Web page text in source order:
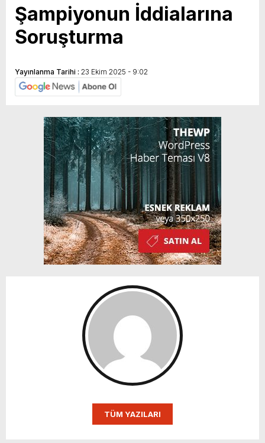
Şampiyonun İddialarına
Soruşturma
Yayınlanma Tarihi : 23 Ekim 2025 - 9:02
TÜM YAZILARI